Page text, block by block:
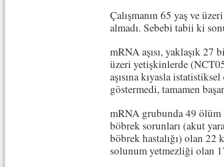
Çalışmanın 65 yaş ve
almadı. Sebebi tabii ki
mRNA aşısı, yaklaşık 27
üzeri yetişkinlerde
aşısına kıyasla
göstermedi, tamamen
mRNA grubunda 49
böbrek sorunları (akut
böbrek hastalığı) olan 22
solunum yetmezliği olan